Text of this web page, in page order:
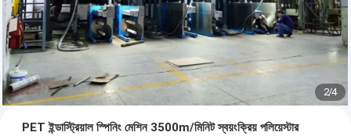
2/4
PET ইন্ডাস্ট্রিয়াল স্পিনিং মেশিন 3500m/মিনিট স্বয়ংক্রিয় পলিয়েস্টার